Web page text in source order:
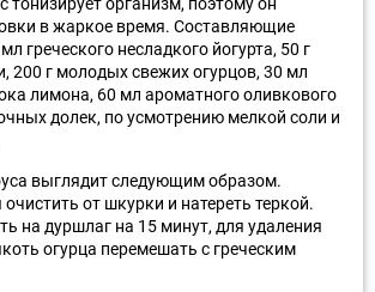
в жаркое время. Составляющие
греческого несладкого йогурта, 50 г
200 г молодых свежих огурцов, 30 мл
лимона, 60 мл ароматного оливкового
долек, по усмотрению мелкой соли и
выглядит следующим образом.
от шкурки и натереть теркой.
на дуршлаг на 15 минут, для удаления
огурца перемешать с греческим